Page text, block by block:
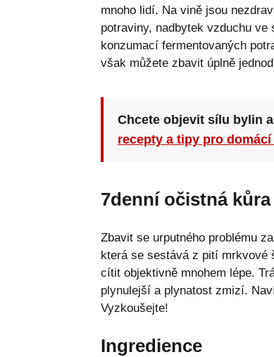
mnoho lidí. Na vině jsou
potraviny, nadbytek vzduchu
konzumací fermentovaných
však můžete zbavit úplně
Chcete objevit sílu bylin
recepty a tipy pro
7denní očistná kůra
Zbavit se urputného problému
která se sestává z pití mrkvové
cítit objektivně mnohem lépe.
plynulejší a plynatost zmizí.
Vyzkoušejte!
Ingredience